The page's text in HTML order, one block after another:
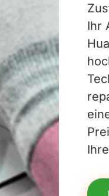
Ihr